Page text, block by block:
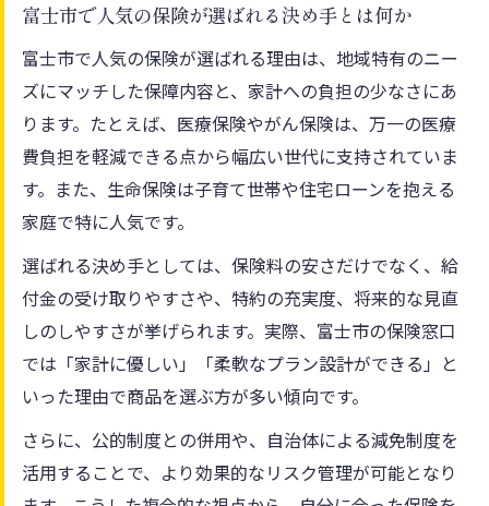
富士市で人気の保険が選ばれる決め手とは何か
富士市で人気の保険が選ばれる理由は、地域特有のニー
ズにマッチした保障内容と、家計への負担の少なさにあ
ります。たとえば、医療保険やがん保険は、万一の医療
費負担を軽減できる点から幅広い世代に支持されていま
す。また、生命保険は子育て世帯や住宅ローンを抱える
家庭で特に人気です。
選ばれる決め手としては、保険料の安さだけでなく、給
付金の受け取りやすさや、特約の充実度、将来的な見直
しのしやすさが挙げられます。実際、富士市の保険窓口
では「家計に優しい」「柔軟なプラン設計ができる」と
いった理由で商品を選ぶ方が多い傾向です。
さらに、公的制度との併用や、自治体による減免制度を
活用することで、より効果的なリスク管理が可能となり